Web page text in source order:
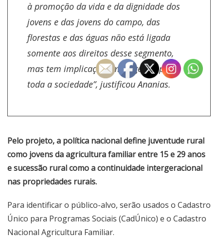
à promoção da vida e da dignidade dos
jovens e das jovens do campo, das
florestas e das águas não está ligada
somente aos direitos desse segmento,
mas tem implicações mais gerais para
toda a sociedade”, justificou Ananias.
Pelo projeto, a política nacional define juventude rural
como jovens da agricultura familiar entre 15 e 29 anos
e sucessão rural como a continuidade intergeracional
nas propriedades rurais.
Para identificar o público-alvo, serão usados o Cadastro
Único para Programas Sociais (CadÚnico) e o Cadastro
Nacional Agricultura Familiar.